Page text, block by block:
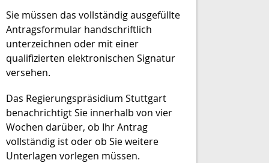
Sie müssen das vollständig ausgefüllte
Antragsformular handschriftlich
unterzeichnen oder mit einer
qualifizierten elektronischen Signatur
versehen.
Das Regierungspräsidium Stuttgart
benachrichtigt Sie innerhalb von vier
Wochen darüber, ob Ihr Antrag
vollständig ist oder ob Sie weitere
Unterlagen vorlegen müssen.